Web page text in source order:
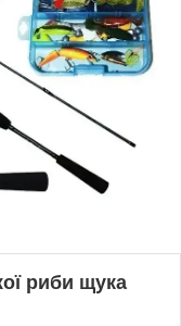
риби щука